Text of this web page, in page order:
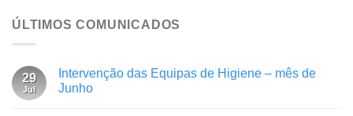
ÚLTIMOS COMUNICADOS
29
Jul
Intervenção das Equipas de Higiene – mês de
Junho